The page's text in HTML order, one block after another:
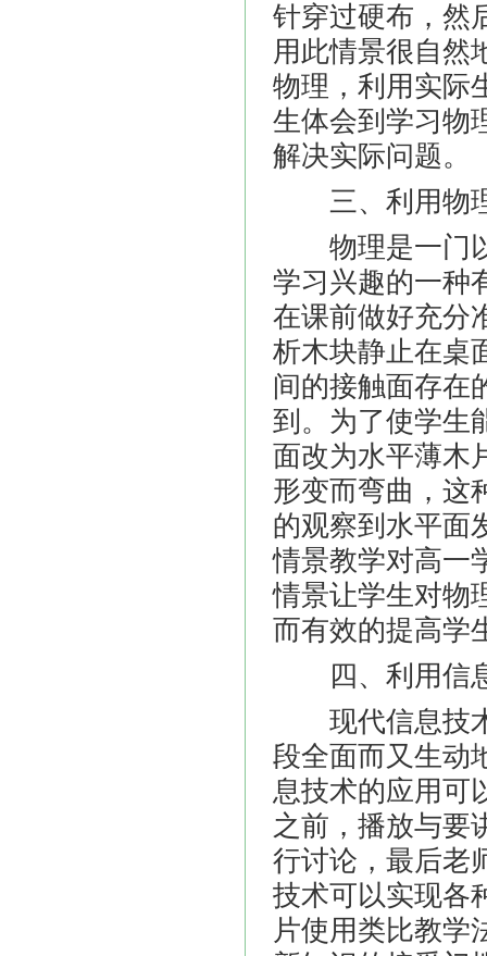
针穿过硬布，然
用此情景很自然
物理，利用实际
生体会到学习物
解决实际问题。
三、利用物理
物理是一门
学习兴趣的一种
在课前做好充分
析木块静止在桌
间的接触面存在
到。为了使学生
面改为水平薄木
形变而弯曲，这
的观察到水平面
情景教学对高一
情景让学生对物
而有效的提高学
四、利用信
现代信息技术
段全面而又生动
息技术的应用可
之前，播放与要
行讨论，最后老
技术可以实现各
片使用类比教学